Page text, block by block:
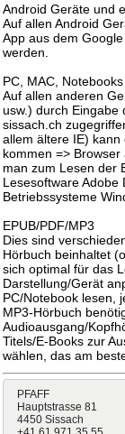
Android Geräte und
Auf allen Android
App aus dem
werden.
PC, MAC, Notebooks
Auf allen anderen
usw.) durch Eingabe
sissach.ch
allem ältere IE) kann
kommen =>
man zum Lesen der
Lesesoftware Adobe
Betriebssysteme
EPUB/PDF/MP3
Dies sind
Hörbuch beinhaltet
sich optimal für das
Darstellung/Gerät
PC/Notebook lesen,
MP3-Hörbuch
Audioausgang/
Titels/E-Books zur
wählen, das am
PFAFF
Hauptstrasse 81
4450 Sissach